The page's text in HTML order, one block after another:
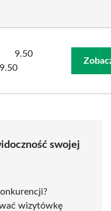
9.50
9.50
swojej
wizytówkę